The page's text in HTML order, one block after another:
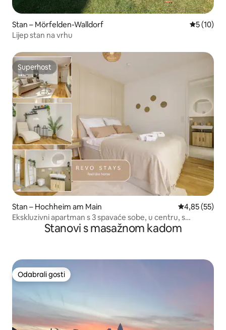
Stan – Mörfelden-Walldorf Prosječna
5 (10)
Lijep stan na vrhu
Superhost
Superhost
Stan – Hochheim am Main Prosječna
4,85 (55)
Ekskluzivni apartman s 3 spavaće sobe, u centru, s
parkirnim mjestom i Netflixom
Stanovi s masažnom kadom
Odabrali gosti
Odabrali gosti